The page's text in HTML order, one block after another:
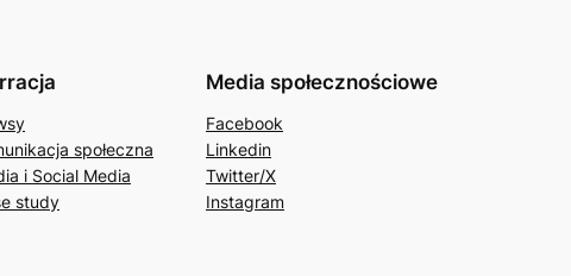
społeczna
i Social Media
study
Media społecznościowe
Facebook
Linkedin
Twitter/X
Instagram